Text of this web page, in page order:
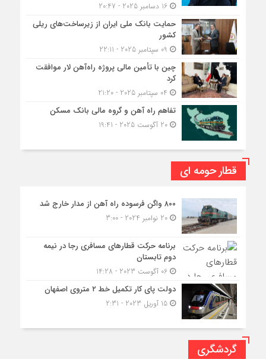
16 دسامبر 2025 - 20:47
حمایت بانک ملی ایران از زیرساخت‌های ریلی
کشور
چین با تأمین مالی پروژه راه‌آهن لار موافقت
کرد
تفاهم راه آهن و گروه مالی بانک مسکن
20 آگوست 2025 - 19:41
قطار حومه ای
۸۰۰ واگن فرسوده راه آهن از مدار خارج شد
20 نوامبر 2024 - 3:00
برنامه حرکت قطارهای مسافری رجا در نیمه
دوم تابستان
06 آگوست 2023 - 14:28
دولت پای کار تکمیل خط ۲ متروی اصفهان
15 آوریل 2023 - 2:31
گردشگری